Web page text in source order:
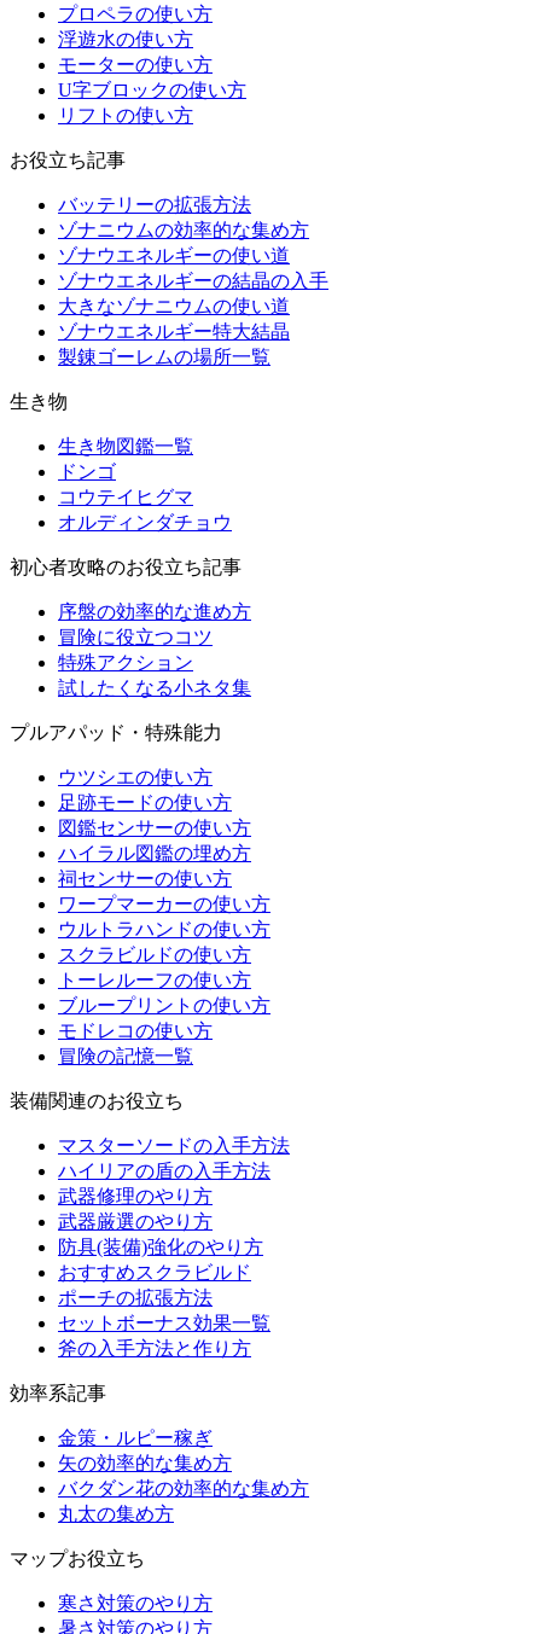
プロペラの使い方
浮遊水の使い方
モーターの使い方
U字ブロックの使い方
リフトの使い方
お役立ち記事
バッテリーの拡張方法
ゾナニウムの効率的な集め方
ゾナウエネルギーの使い道
ゾナウエネルギーの結晶の入手
大きなゾナニウムの使い道
ゾナウエネルギー特大結晶
製錬ゴーレムの場所一覧
生き物
生き物図鑑一覧
ドンゴ
コウテイヒグマ
オルディンダチョウ
初心者攻略のお役立ち記事
序盤の効率的な進め方
冒険に役立つコツ
特殊アクション
試したくなる小ネタ集
プルアパッド・特殊能力
ウツシエの使い方
足跡モードの使い方
図鑑センサーの使い方
ハイラル図鑑の埋め方
祠センサーの使い方
ワープマーカーの使い方
ウルトラハンドの使い方
スクラビルドの使い方
トーレルーフの使い方
ブループリントの使い方
モドレコの使い方
冒険の記憶一覧
装備関連のお役立ち
マスターソードの入手方法
ハイリアの盾の入手方法
武器修理のやり方
武器厳選のやり方
防具(装備)強化のやり方
おすすめスクラビルド
ポーチの拡張方法
セットボーナス効果一覧
斧の入手方法と作り方
効率系記事
金策・ルピー稼ぎ
矢の効率的な集め方
バクダン花の効率的な集め方
丸太の集め方
マップお役立ち
寒さ対策のやり方
暑さ対策のやり方